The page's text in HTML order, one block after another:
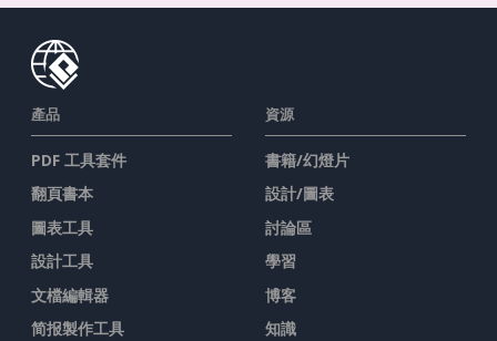
產品
PDF 工具套件
翻頁書本
圖表工具
設計工具
文檔編輯器
简报製作工具
資源
書籍/幻燈片
設計/圖表
討論區
學習
博客
知識